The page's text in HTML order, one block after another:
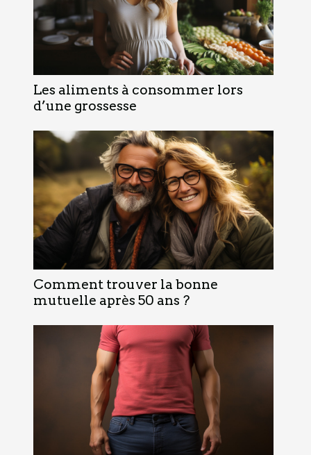
Les aliments à consommer lors
d’une grossesse
Comment trouver la bonne
mutuelle après 50 ans ?